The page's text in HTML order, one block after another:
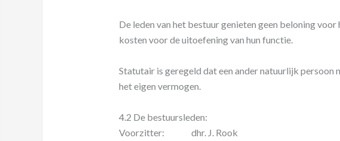
De leden van het bestuur genieten geen beloning
kosten voor de uitoefening van hun functie.
Statutair is geregeld dat een ander natuurlijk persoon
het eigen vermogen.
4.2 De bestuursleden:
Voorzitter: dhr. J. Rook